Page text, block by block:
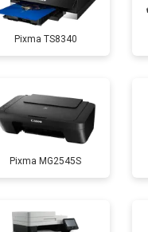
Замена Wi-Fi
Замена блока питания
Замена вала
Pixma TS8340
Pixma MG2545S